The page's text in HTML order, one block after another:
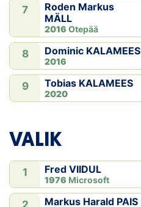
7
Roden Markus
MÄLL
2016 Otepää
8 Dominic KALAMEES
2016
9 Tobias KALAMEES
2020
VALIK
1 Fred VIIDUL
1976 Microsoft
2 Markus Harald PAIS